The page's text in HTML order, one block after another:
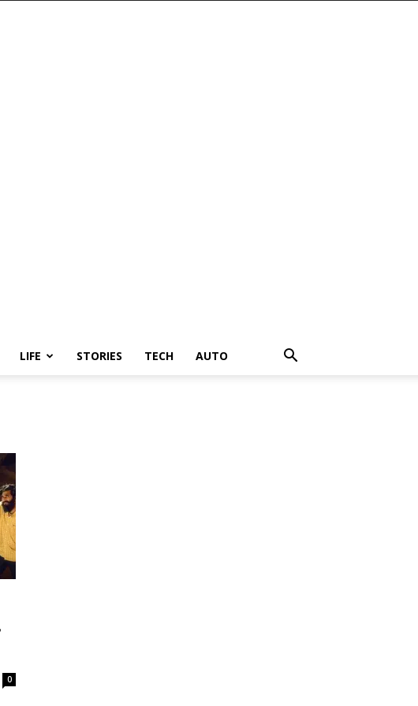
LIFE STORIES TECH AUTO
0